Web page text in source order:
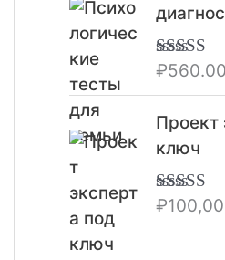
Оценка
₽560.00
Проект
ключ
Оценка
₽